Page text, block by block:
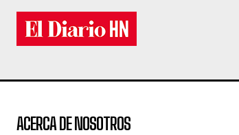
ACERCA DE NOSOTROS